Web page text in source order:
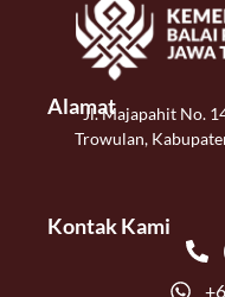
AlamatJl. Majapahit No.
Trowulan,
Kontak Kami